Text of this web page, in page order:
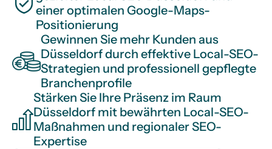
einer optimalen Google-Maps-
Positionierung
Gewinnen Sie mehr Kunden aus
Düsseldorf durch effektive Local-SEO-
Strategien und professionell gepflegte
Branchenprofile
Stärken Sie Ihre Präsenz im Raum
Düsseldorf mit bewährten Local-SEO-
Maßnahmen und regionaler SEO-
Expertise